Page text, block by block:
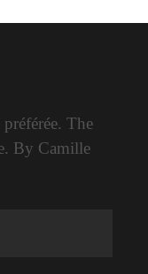
The
By Camille